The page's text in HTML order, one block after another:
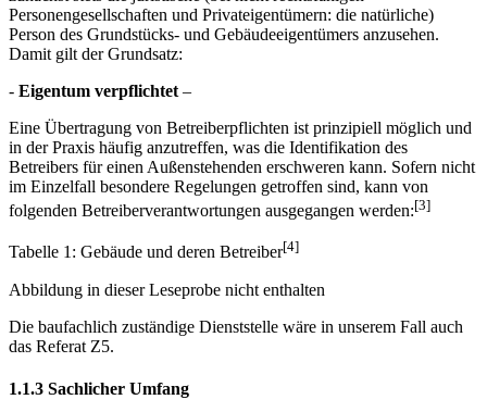
Personengesellschaften und Privateigentümern: die natürliche)
Person des Grundstücks- und Gebäudeeigentümers anzusehen.
Damit gilt der Grundsatz:
- Eigentum verpflichtet –
Eine Übertragung von Betreiberpflichten ist prinzipiell möglich und
in der Praxis häufig anzutreffen, was die Identifikation des
Betreibers für einen Außenstehenden erschweren kann. Sofern nicht
im Einzelfall besondere Regelungen getroffen sind, kann von
folgenden Betreiberverantwortungen ausgegangen werden:[3]
Tabelle 1: Gebäude und deren Betreiber[4]
Abbildung in dieser Leseprobe nicht enthalten
Die baufachlich zuständige Dienststelle wäre in unserem Fall auch
das Referat Z5.
1.1.3 Sachlicher Umfang